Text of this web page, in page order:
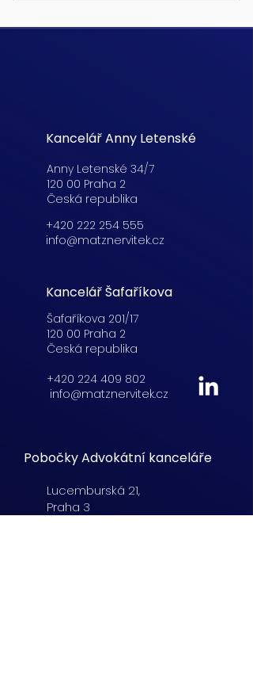
Kancelář Anny Letenské
Anny Letenské 34/7
120 00 Praha 2
Česká republika
+420 222 254 555
info@matznervitek.cz
Kancelář Šafaříkova
Šafaříkova 201/17
120 00 Praha 2
Česká republika
+420 224 409 802
info@matznervitek.cz
Pobočky Advokátní kanceláře
Lucemburská 21,
Praha 3